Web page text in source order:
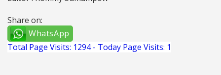
Share on:
WhatsApp
Total Page Visits: 1294 - Today Page Visits: 1